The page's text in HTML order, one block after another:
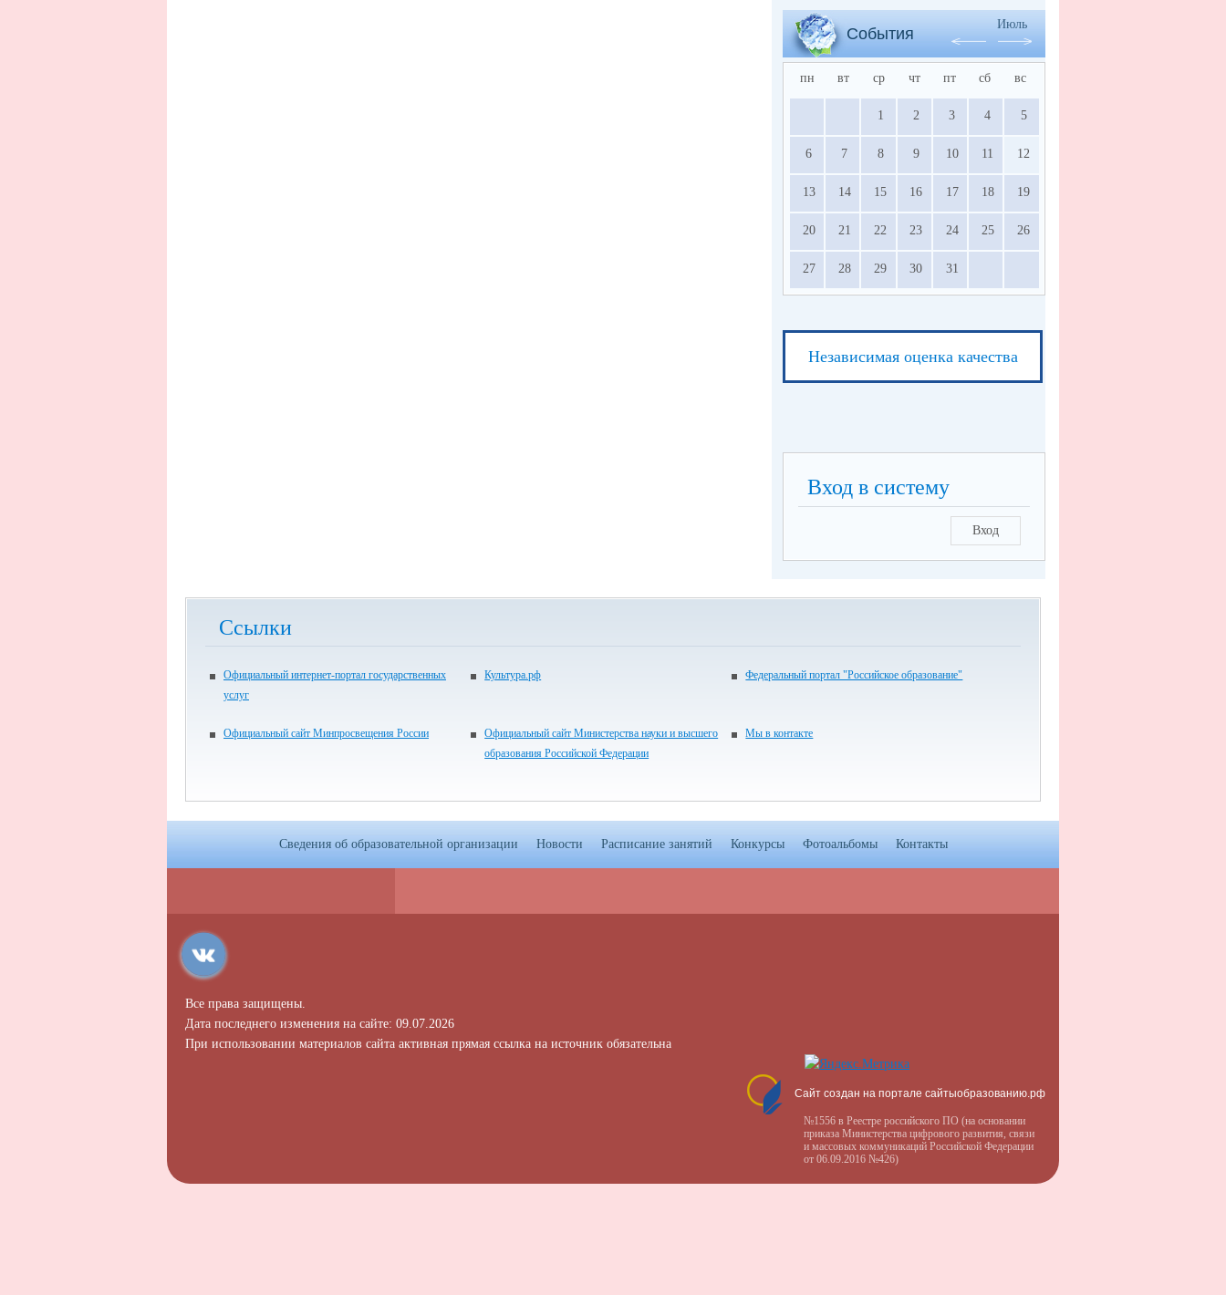
События
Июль
пн вт ср чт пт сб вс
1 2 3 4 5
6 7 8 9 10 11 12
13 14 15 16 17 18 19
20 21 22 23 24 25 26
27 28 29 30 31
Независимая оценка качества
Вход в систему
Вход
Ссылки
Официальный интернет-портал государственных
услуг
Культура.рф Федеральный портал "Российское образование"
Официальный сайт Минпросвещения России
Официальный сайт Министерства науки и высшего
образования Российской Федерации
Мы в контакте
Сведения об образовательной организации Новости Расписание занятий Конкурсы Фотоальбомы Контакты
Все права защищены.
Дата последнего изменения на сайте: 09.07.2026
При использовании материалов сайта активная прямая ссылка на источник обязательна
Сайт создан на портале сайтыобразованию.рф
№1556 в Реестре российского ПО (на основании
приказа Министерства цифрового развития, связи
и массовых коммуникаций Российской Федерации
от 06.09.2016 №426)